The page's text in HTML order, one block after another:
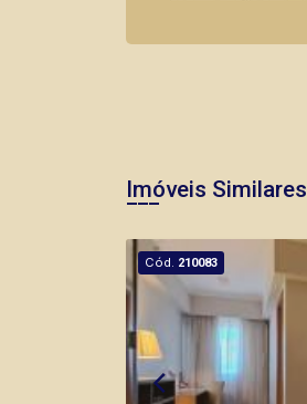
Imóveis Similares
Cód. 210083